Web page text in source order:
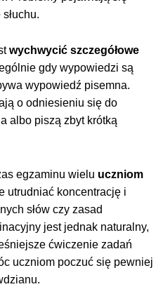
wychwycić szczegółowe
gdy wypowiedzi są
wypowiedź pisemna.
o odniesieniu się do
albo piszą zbyt krótką
egzaminu wielu uczniom
utrudniać koncentrację i
słów czy zasad
jest jednak naturalny,
ćwiczenie zadań
uczniom poczuć się pewniej